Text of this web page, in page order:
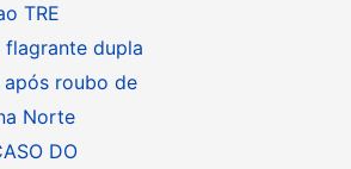
TRE
flagrante dupla
roubo de
Norte
DO